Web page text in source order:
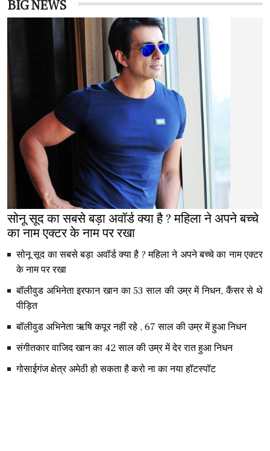
BIG NEWS
सोनू सूद का सबसे बड़ा अवॉर्ड क्या है ? महिला ने अपने बच्चे
का नाम एक्टर के नाम पर रखा
सोनू सूद का सबसे बड़ा अवॉर्ड क्या है ? महिला ने अपने बच्चे का नाम एक्टर
के नाम पर रखा
बॉलीवुड अभिनेता इरफान खान का 53 साल की उम्र में निधन, कैंसर से थे
पीड़ित
बॉलीवुड अभिनेता ऋषि कपूर नहीं रहे , 67 साल की उम्र में हुआ निधन
संगीतकार वाजिद खान का 42 साल की उम्र में देर रात हुआ निधन
गोसाईगंज क्षेत्र अमेठी हो सकता है करो ना का नया हॉटस्पॉट